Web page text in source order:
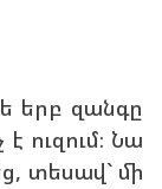
երբ զանգը
ուզում։ Նա
տեսավ` մի